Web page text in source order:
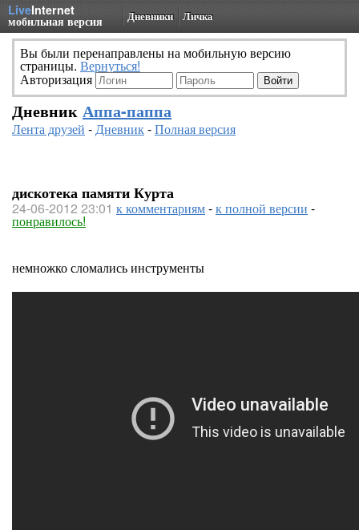
LiveInternet
мобильная версия Дневники Личка
Вы были перенаправлены на мобильную версию
страницы. Вернуться!
Авторизация
Дневник Аппа-паппа
Лента друзей -Дневник-Полная версия
дискотека памяти Курта
24-06-2012 23:01 к комментариям-к полной версии -
понравилось!
немножко сломались инструменты